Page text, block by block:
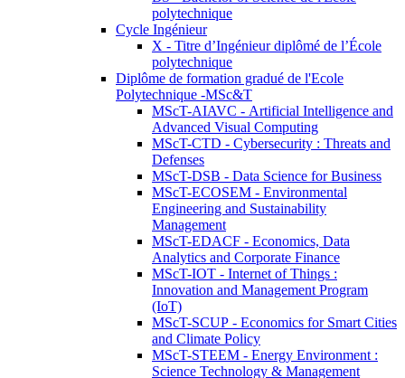
polytechnique
Cycle Ingénieur
X - Titre d’Ingénieur diplômé de l’École
polytechnique
Diplôme de formation gradué de l'Ecole
Polytechnique -MSc&T
MScT-AIAVC - Artificial Intelligence and
Advanced Visual Computing
MScT-CTD - Cybersecurity : Threats and
Defenses
MScT-DSB - Data Science for Business
MScT-ECOSEM - Environmental
Engineering and Sustainability
Management
MScT-EDACF - Economics, Data
Analytics and Corporate Finance
MScT-IOT - Internet of Things :
Innovation and Management Program
(IoT)
MScT-SCUP - Economics for Smart Cities
and Climate Policy
MScT-STEEM - Energy Environment :
Science Technology & Management